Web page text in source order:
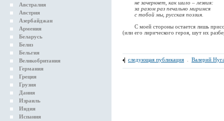
Австралия
Австрия
Азербайджан
Армения
Беларусь
Белиз
Бельгия
Великобритания
Германия
Греция
Грузия
Дания
Израиль
Индия
Испания
не зачеркнет, как шило – лезвия:
за разом раз печально миримся
с тобой мы, русская поэзия.
С моей стороны остается лишь
(или его лирического героя, шут их
следующая публикация Валерий